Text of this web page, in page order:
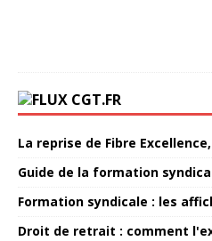
CGT.FR
La reprise de Fibre
Guide de la formation
Formation syndicale : les
Droit de retrait : comment